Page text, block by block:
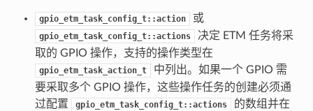
gpio_etm_task_config_t::action 或
gpio_etm_task_config_t::actions
决定 ETM 任务将采
取的 GPIO 操作，支持的操作类型在
gpio_etm_task_action_t
中列出。如果一个 GPIO 需
要采取多个 GPIO 操作，这些操作任务的创建必须通
过配置
gpio_etm_task_config_t::actions
的数组并在